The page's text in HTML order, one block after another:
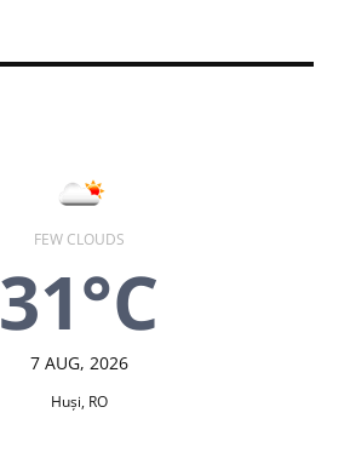
FEW CLOUDS
31°C
7 AUG, 2026
Huşi, RO